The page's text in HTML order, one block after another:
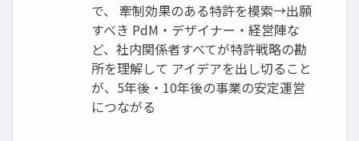
で、 牽制効果のある特許を模索→出願
すべき PdM・デザイナー・経営陣な
ど、社内関係者すべてが特許戦略の勘
所を理解して アイデアを出し切ること
が、5年後・10年後の事業の安定運営
につながる